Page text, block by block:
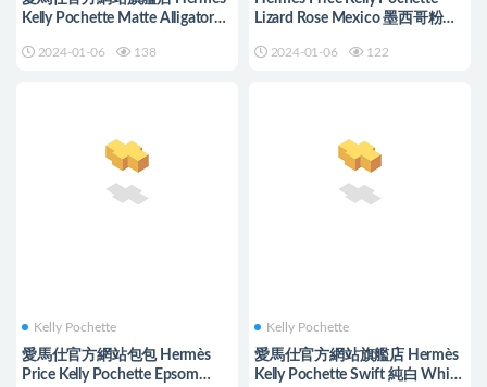
Kelly Pochette Matte Alligator
2024-01-06 138
Lizard Rose Mexico 墨西哥粉
2024-01-06 122
Kelly Pochette
愛馬仕官方網站包包 Hermès
Price Kelly Pochette Epsom
Kelly Pochette
愛馬仕官方網站旗艦店 Hermès
Kelly Pochette Swift 純白 White